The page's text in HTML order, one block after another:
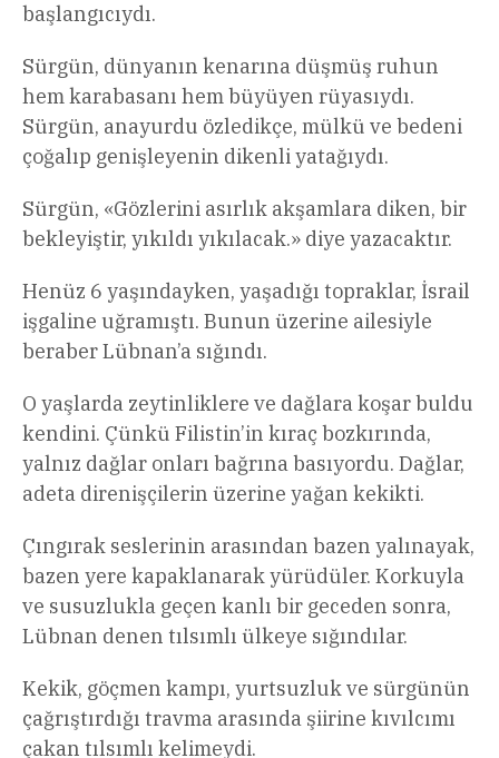
başlangıcıydı.
Sürgün, dünyanın kenarına düşmüş ruhun
hem karabasanı hem büyüyen rüyasıydı.
Sürgün, anayurdu özledikçe, mülkü ve bedeni
çoğalıp genişleyenin dikenli yatağıydı.
Sürgün, «Gözlerini asırlık akşamlara diken, bir
bekleyiştir, yıkıldı yıkılacak.» diye yazacaktır.
Henüz 6 yaşındayken, yaşadığı topraklar, İsrail
işgaline uğramıştı. Bunun üzerine ailesiyle
beraber Lübnan’a sığındı.
O yaşlarda zeytinliklere ve dağlara koşar buldu
kendini. Çünkü Filistin’in kıraç bozkırında,
yalnız dağlar onları bağrına basıyordu. Dağlar,
adeta direnişçilerin üzerine yağan kekikti.
Çıngırak seslerinin arasından bazen yalınayak,
bazen yere kapaklanarak yürüdüler. Korkuyla
ve susuzlukla geçen kanlı bir geceden sonra,
Lübnan denen tılsımlı ülkeye sığındılar.
Kekik, göçmen kampı, yurtsuzluk ve sürgünün
çağrıştırdığı travma arasında şiirine kıvılcımı
çakan tılsımlı kelimeydi.